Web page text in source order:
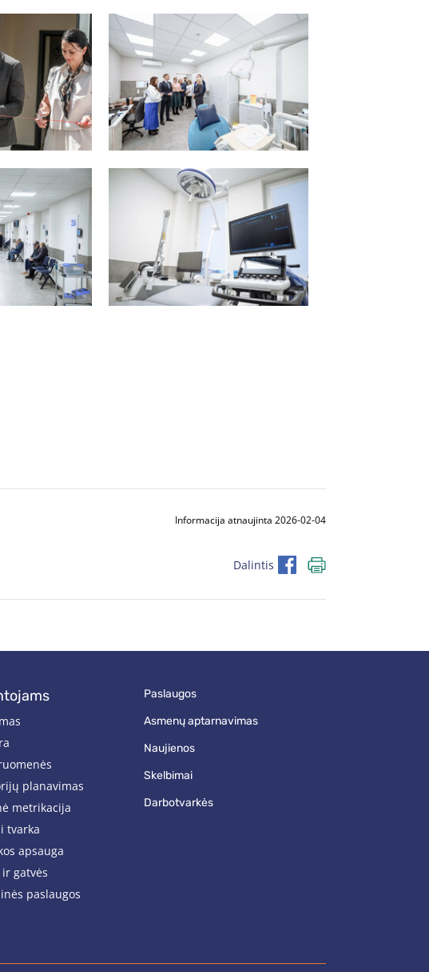
Informacija atnaujinta 2026-02-04
Dalintis
planavimas
metrikacija
tvarka
apsauga
gatvės
paslaugos
paslaugos
asmenų aptarnavimas
naujienos
skelbimai
darbotvarkės